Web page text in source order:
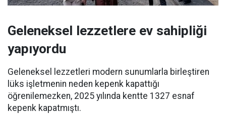
Geleneksel lezzetlere ev sahipliği
yapıyordu
Geleneksel lezzetleri modern sunumlarla birleştiren
lüks işletmenin neden kepenk kapattığı
öğrenilemezken, 2025 yılında kentte 1327 esnaf
kepenk kapatmıştı.